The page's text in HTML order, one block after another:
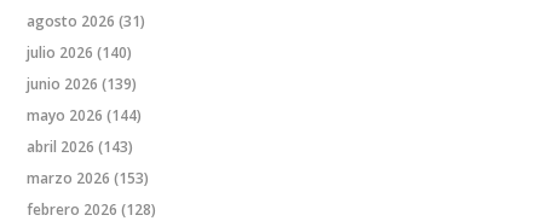
agosto 2026 (31)
julio 2026 (140)
junio 2026 (139)
mayo 2026 (144)
abril 2026 (143)
marzo 2026 (153)
febrero 2026 (128)